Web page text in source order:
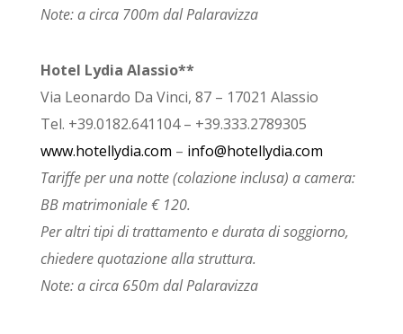
Note: a circa 700m dal Palaravizza
Hotel Lydia Alassio**
Via Leonardo Da Vinci, 87 – 17021 Alassio
Tel. +39.0182.641104 – +39.333.2789305
www.hotellydia.com – info@hotellydia.com
Tariffe per una notte (colazione inclusa) a camera:
BB matrimoniale € 120.
Per altri tipi di trattamento e durata di soggiorno,
chiedere quotazione alla struttura.
Note: a circa 650m dal Palaravizza